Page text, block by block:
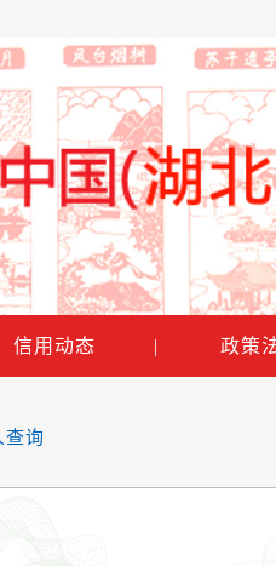
信用动态 | 政策
查询